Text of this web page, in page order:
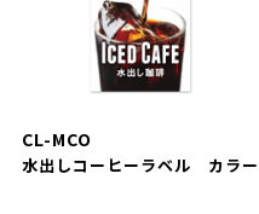
CL-MCO
水出しコーヒーラベル カラー